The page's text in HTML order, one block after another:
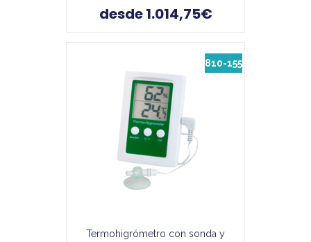
desde 1.014,75€
Termohigrómetro con sonda y
810-155